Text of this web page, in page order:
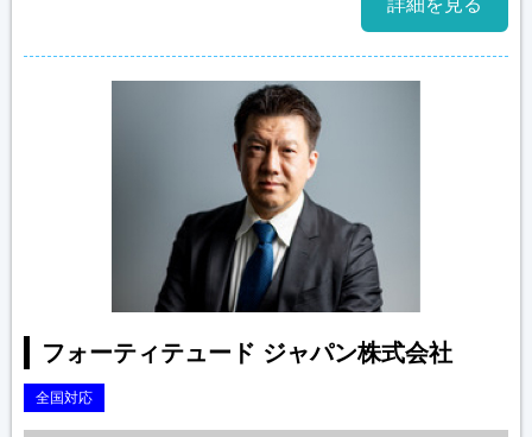
詳細を見る
フォーティテュード ジャパン株式会社
全国対応